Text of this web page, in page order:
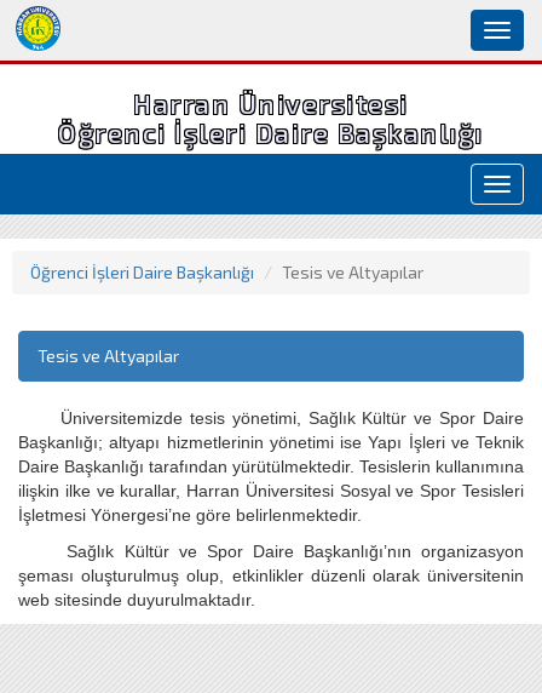
Harran Üniversitesi
Öğrenci İşleri Daire Başkanlığı
Öğrenci İşleri Daire Başkanlığı Tesis ve Altyapılar
Tesis ve Altyapılar
Üniversitemizde tesis yönetimi, Sağlık Kültür ve Spor Daire
Başkanlığı; altyapı hizmetlerinin yönetimi ise Yapı İşleri ve Teknik
Daire Başkanlığı tarafından yürütülmektedir. Tesislerin kullanımına
ilişkin ilke ve kurallar, Harran Üniversitesi Sosyal ve Spor Tesisleri
İşletmesi Yönergesi’ne göre belirlenmektedir.
Sağlık Kültür ve Spor Daire Başkanlığı’nın organizasyon
şeması oluşturulmuş olup, etkinlikler düzenli olarak üniversitenin
web sitesinde duyurulmaktadır.